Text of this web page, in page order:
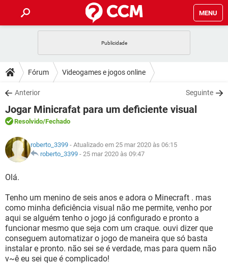
MENU
CELULAR FACEBOOK
OUTLOOK
INSTAGRAM GMAIL
GUIA DE COMPRAS
DICAS
JOGOS WHATSAPP
OUTLOOK
INSTAGRAM
GUIA DE COMPRAS
DOWNLOADS
JOGOS WHATSAPP
CELULAR
OUTLOOK EXCEL
INSTAGRAM
GUIA DE COMPRAS
FÓRUM
JOGOS
CELULAR FACEBOOK
GUIA DE COMPRAS
GLOSSÁRIO
JOGOS
CELULAR
OUTLOOK EXCEL
INSTAGRAM GMAIL
GUIA DE COMPRAS
Fórum Videogames e jogos online
Anterior Seguinte
Jogar Minicrafat para um deficiente visual
Resolvido/Fechado
roberto_3399 - Atualizado em 25 mar 2020 às 06:15
roberto_3399 - 25 mar 2020 às 09:47
Olá.
Tenho um menino de seis anos e adora o Minecraft . mas
como minha deficiência visual não me permite, venho por
aqui se alguém tenho o jogo já configurado e pronto a
funcionar mesmo que seja com um craque. ouvi dizer que
conseguem automatizar o jogo de maneira que só basta
instalar e pronto. não sei se é verdade, mas para quem não
v~ê eu sei que é complicado!